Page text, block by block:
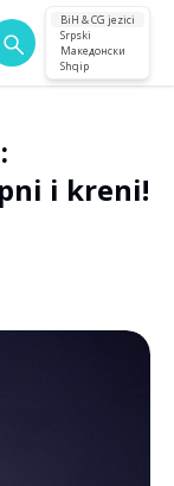
BiH & CG jezici
Srpski
Македонски
Shqip
i kreni!